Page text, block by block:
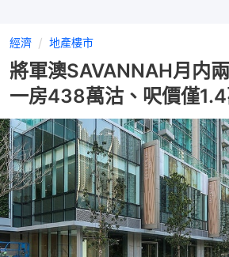
經濟 地產樓市
將軍澳SAVANNAH月内
一房438萬沽、呎價僅